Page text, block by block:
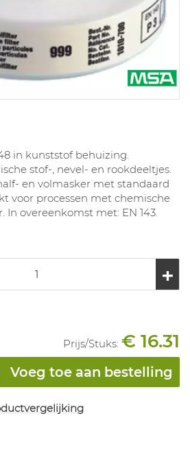
in kunststof behuizing.
stof-, nevel- en rookdeeltjes.
en volmasker met standaard
voor processen met chemische
In overeenkomst met: EN 143.
Prijs/Stuks: € 16.31
Voeg toe aan bestelling